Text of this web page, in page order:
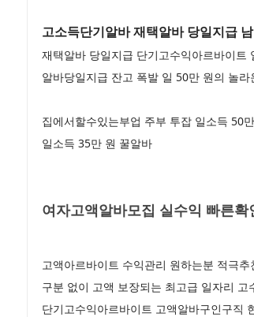
고소득단기알바 재택알바 당일지급
재택알바 당일지급 단기고수익아르바이
알바당일지급 잔고 폭발 일 50만 원의 놀라
집에서할수있는부업 주부 투잡 일소득 50
일소득 35만 원 꿀알바
여자고액알바모집 실수익 빠른
고액아르바이트 수익관리 원하는분 적극
구분 없이 고액 보장되는 최고급 일자리
단기고수익아르바이트 고액알바구인구직